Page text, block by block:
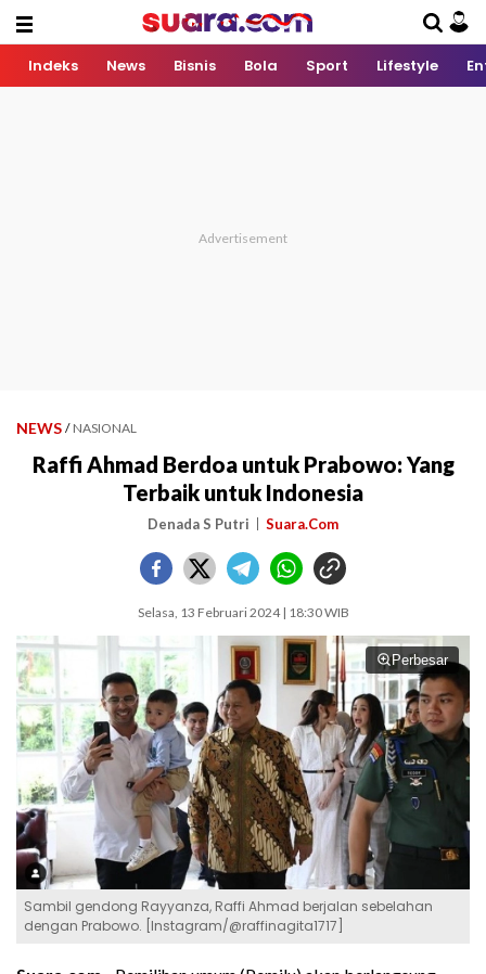
Indeks News Bisnis Bola Sport Lifestyle
NEWS / NASIONAL
Raffi Ahmad Berdoa untuk Prabowo: Yang
Terbaik untuk Indonesia
Denada S Putri Suara.Com
Selasa, 13 Februari 2024 | 18:30 WIB
Perbesar
Sambil gendong Rayyanza, Raffi Ahmad berjalan sebelahan
dengan Prabowo. [Instagram/@raffinagita1717]